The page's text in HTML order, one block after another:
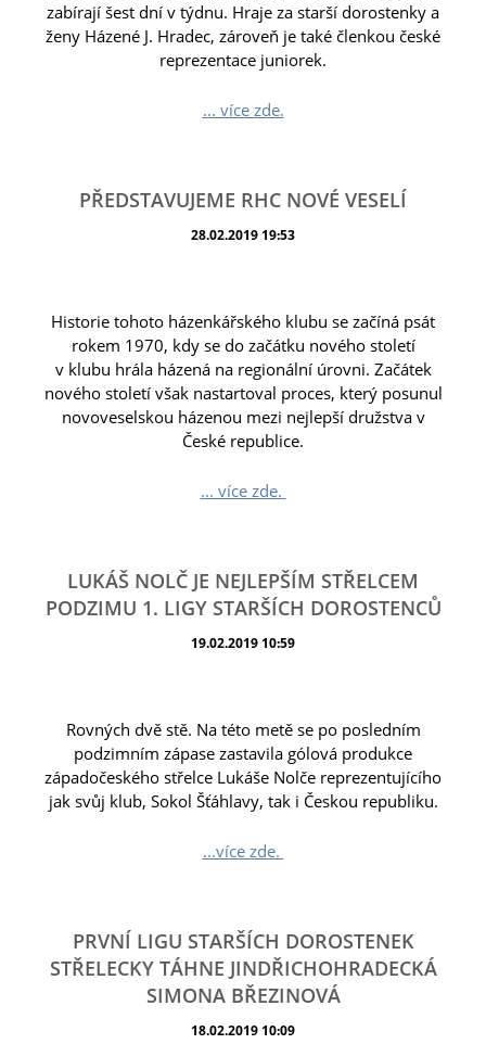
zabírají šest dní v týdnu. Hraje za starší dorostenky a
ženy Házené J. Hradec, zároveň je také členkou české
reprezentace juniorek.
... více zde.
PŘEDSTAVUJEME RHC NOVÉ VESELÍ
28.02.2019 19:53
Historie tohoto házenkářského klubu se začíná psát
rokem 1970, kdy se do začátku nového století
v klubu hrála házená na regionální úrovni. Začátek
nového století však nastartoval proces, který posunul
novoveselskou házenou mezi nejlepší družstva v
České republice.
... více zde.
LUKÁŠ NOLČ JE NEJLEPŠÍM STŘELCEM
PODZIMU 1. LIGY STARŠÍCH DOROSTENCŮ
19.02.2019 10:59
Rovných dvě stě. Na této metě se po posledním
podzimním zápase zastavila gólová produkce
západočeského střelce Lukáše Nolče reprezentujícího
jak svůj klub, Sokol Šťáhlavy, tak i Českou republiku.
...více zde.
PRVNÍ LIGU STARŠÍCH DOROSTENEK
STŘELECKY TÁHNE JINDŘICHOHRADECKÁ
SIMONA BŘEZINOVÁ
18.02.2019 10:09